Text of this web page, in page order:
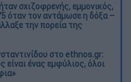
σχιζοφρενής, εμμονικός,
όταν τον αντάμωσε η δόξα –
την πορεία της
στο ethnos.gr:
είναι ένας εμφύλιος, όλοι